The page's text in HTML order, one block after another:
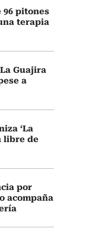
96 pitones
terapia
Guajira
a
‘La
libre de
por
acompaña